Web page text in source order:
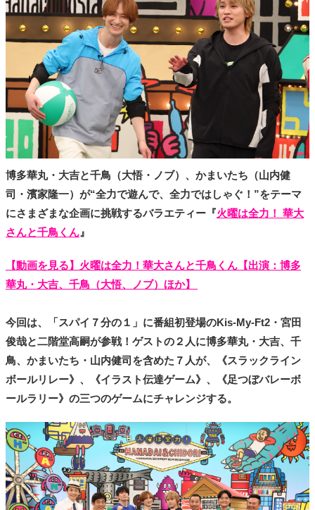
N
W
S
「
み
よ
か
博多華丸・大吉と千鳥（大悟・ノブ）、かまいたち（山内健
司・濱家隆一）が“全力で遊んで、全力ではしゃぐ！”をテーマ
にさまざまな企画に挑戦するバラエティー『火曜は全力！ 華大
さんと千鳥くん 』
【動画を見る】火曜は全力！華大さんと千鳥くん【出演：博多
華丸・大吉、千鳥（大悟、ノブ）ほか】
今回は、「スパイ７分の１」に番組初登場のKis-My-Ft2・宮田
俊哉と二階堂高嗣が参戦！ゲストの２人に博多華丸・大吉、千
鳥、かまいたち・山内健司を含めた７人が、《スラックライン
ボールリレー》、《イラスト伝達ゲーム》、《足つぼバレーボ
ールラリー》の三つのゲームにチャレンジする。